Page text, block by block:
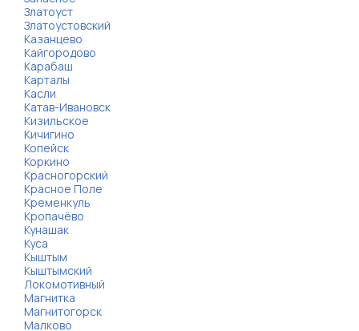
Златоуст
Златоустовский
Казанцево
Кайгородово
Карабаш
Карталы
Касли
Катав-Ивановск
Кизильское
Кичигино
Копейск
Коркино
Красногорский
Красное Поле
Кременкуль
Кропачёво
Кунашак
Куса
Кыштым
Кыштымский
Локомотивный
Магнитка
Магнитогорск
Малково